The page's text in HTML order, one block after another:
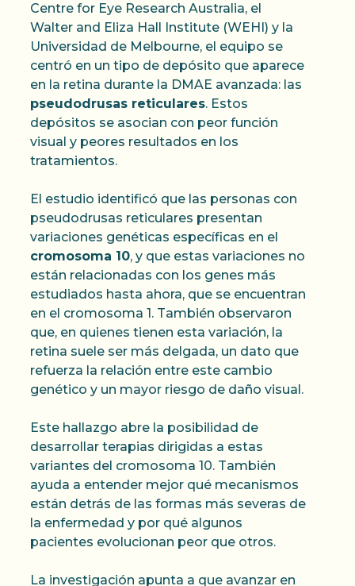
Centre for Eye Research Australia, el
Walter and Eliza Hall Institute (WEHI) y la
Universidad de Melbourne, el equipo se
centró en un tipo de depósito que aparece
en la retina durante la DMAE avanzada: las
pseudodrusas reticulares. Estos
depósitos se asocian con peor función
visual y peores resultados en los
tratamientos.
El estudio identificó que las personas con
pseudodrusas reticulares presentan
variaciones genéticas específicas en el
cromosoma 10, y que estas variaciones no
están relacionadas con los genes más
estudiados hasta ahora, que se encuentran
en el cromosoma 1. También observaron
que, en quienes tienen esta variación, la
retina suele ser más delgada, un dato que
refuerza la relación entre este cambio
genético y un mayor riesgo de daño visual.
Este hallazgo abre la posibilidad de
desarrollar terapias dirigidas a estas
variantes del cromosoma 10. También
ayuda a entender mejor qué mecanismos
están detrás de las formas más severas de
la enfermedad y por qué algunos
pacientes evolucionan peor que otros.
La investigación apunta a que avanzar en